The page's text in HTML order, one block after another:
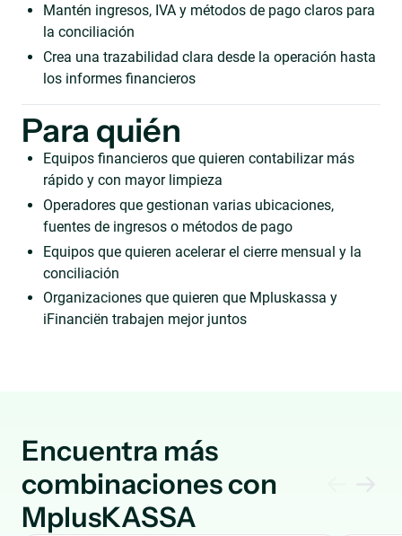
Mantén ingresos, IVA y métodos de pago claros para
la conciliación
Crea una trazabilidad clara desde la operación hasta
los informes financieros
Para quién
Equipos financieros que quieren contabilizar más
rápido y con mayor limpieza
Operadores que gestionan varias ubicaciones,
fuentes de ingresos o métodos de pago
Equipos que quieren acelerar el cierre mensual y la
conciliación
Organizaciones que quieren que Mpluskassa y
iFinanciën trabajen mejor juntos
Encuentra más
combinaciones con
MplusKASSA